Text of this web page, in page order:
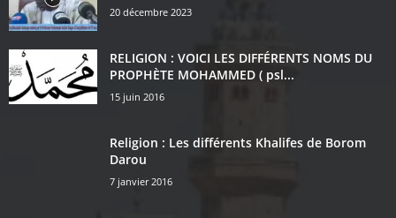
20 décembre 2023
RELIGION : VOICI LES DIFFÉRENTS NOMS DU
PROPHÈTE MOHAMMED ( psl...
15 juin 2016
Religion : Les différents Khalifes de Borom
Darou
7 janvier 2016